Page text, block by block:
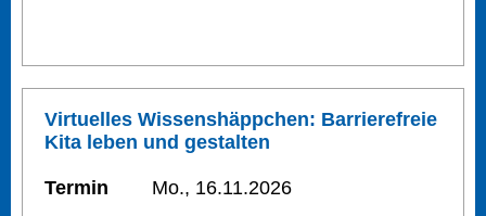
Virtuelles Wissenshäppchen: Barrierefreie
Kita leben und gestalten
Termin Mo., 16.11.2026